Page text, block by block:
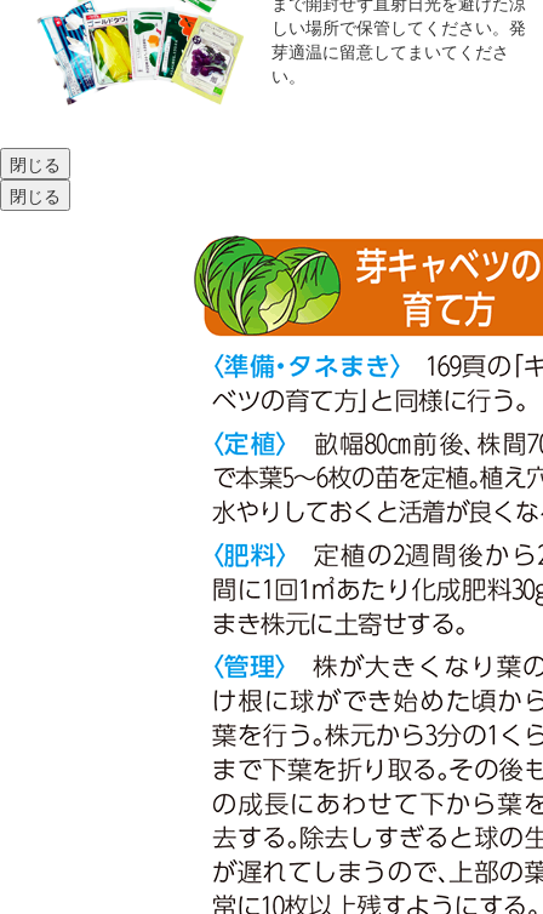
しい場所で保管してください。発
芽適温に留意してまいてくださ
い。
閉じる
閉じる